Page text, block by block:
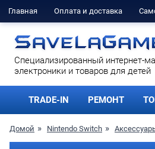
Главная Оплата и доставка
Cпециализированный интернет-
электроники и товаров для детей
TRADE-IN РЕМОНТ
Домой Nintendo Switch